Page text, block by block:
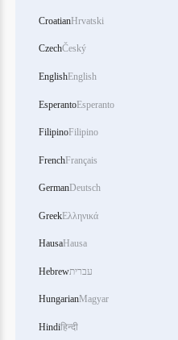
CroatianHrvatski
CzechČeský
EnglishEnglish
EsperantoEsperanto
FilipinoFilipino
FrenchFrançais
GermanDeutsch
GreekΕλληνικά
HausaHausa
Hebrewעברית
HungarianMagyar
Hindiहिन्दी